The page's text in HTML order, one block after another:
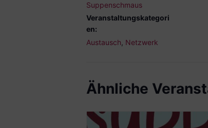
Suppenschmaus
Veranstaltungskategori
en:
Austausch Netzwerk
Ähnliche